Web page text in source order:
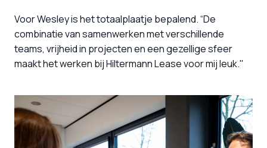
Voor Wesley is het totaalplaatje bepalend. “De
combinatie van samenwerken met verschillende
teams, vrijheid in projecten en een gezellige sfeer
maakt het werken bij Hiltermann Lease voor mij leuk."